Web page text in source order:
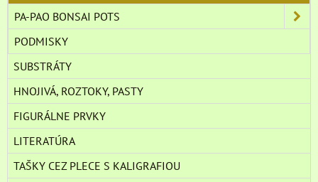
PA-PAO BONSAI POTS
PODMISKY
SUBSTRÁTY
HNOJIVÁ, ROZTOKY, PASTY
FIGURÁLNE PRVKY
LITERATÚRA
TAŠKY CEZ PLECE S KALIGRAFIOU